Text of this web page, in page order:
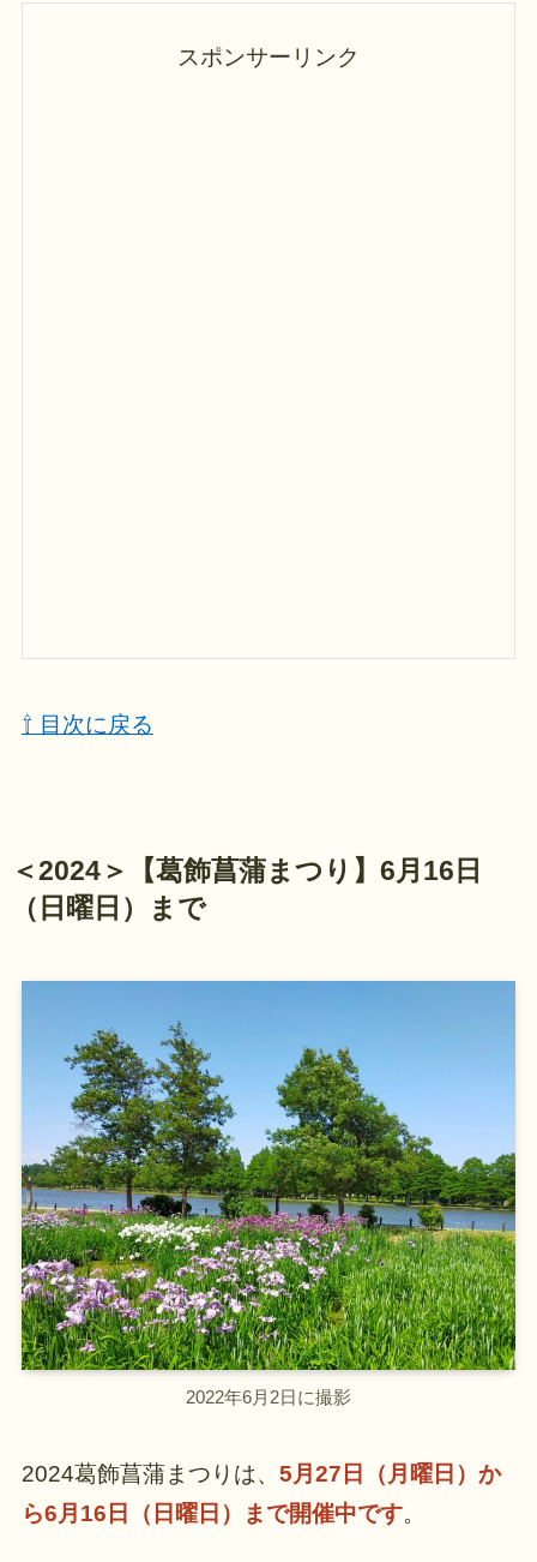
スポンサーリンク
⇧ 目次に戻る
＜2024＞【葛飾菖蒲まつり 】6月16日
（日曜日）まで
2022年6月2日に撮影
2024葛飾菖蒲まつりは、 5月27日（月曜日）か
ら6月16日（日曜日）まで開催中です。